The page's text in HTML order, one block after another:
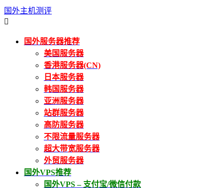
国外主机测评

国外服务器推荐
美国服务器
香港服务器(CN)
日本服务器
韩国服务器
亚洲服务器
站群服务器
高防服务器
不限流量服务器
超大带宽服务器
外贸服务器
国外VPS推荐
国外VPS – 支付宝/微信付款